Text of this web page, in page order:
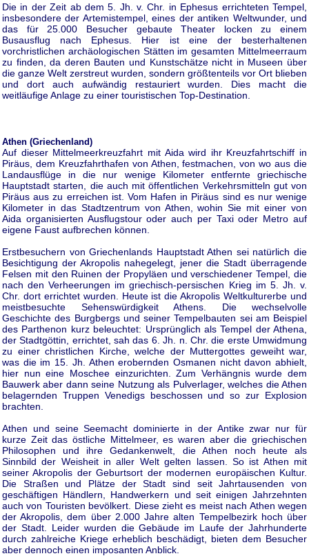
Die in der Zeit ab dem 5. Jh. v. Chr. in Ephesus errichteten Tempel,
insbesondere der Artemistempel, eines der antiken Weltwunder, und
das für 25.000 Besucher gebaute Theater locken zu einem
Busausflug nach Ephesus. Hier ist eine der besterhaltenen
vorchristlichen archäologischen Stätten im gesamten Mittelmeerraum
zu finden, da deren Bauten und Kunstschätze nicht in Museen über
die ganze Welt zerstreut wurden, sondern größtenteils vor Ort blieben
und dort auch aufwändig restauriert wurden. Dies macht die
weitläufige Anlage zu einer touristischen Top-Destination.
Athen (Griechenland)
Auf dieser Mittelmeerkreuzfahrt mit Aida wird ihr Kreuzfahrtschiff in
Piräus, dem Kreuzfahrthafen von Athen, festmachen, von wo aus die
Landausflüge in die nur wenige Kilometer entfernte griechische
Hauptstadt starten, die auch mit öffentlichen Verkehrsmitteln gut von
Piräus aus zu erreichen ist. Vom Hafen in Piräus sind es nur wenige
Kilometer in das Stadtzentrum von Athen, wohin Sie mit einer von
Aida organisierten Ausflugstour oder auch per Taxi oder Metro auf
eigene Faust aufbrechen können.
Erstbesuchern von Griechenlands Hauptstadt Athen sei natürlich die
Besichtigung der Akropolis nahegelegt, jener die Stadt überragende
Felsen mit den Ruinen der Propyläen und verschiedener Tempel, die
nach den Verheerungen im griechisch-persischen Krieg im 5. Jh. v.
Chr. dort errichtet wurden. Heute ist die Akropolis Weltkulturerbe und
meistbesuchte Sehenswürdigkeit Athens. Die wechselvolle
Geschichte des Burgbergs und seiner Tempelbauten sei am Beispiel
des Parthenon kurz beleuchtet: Ursprünglich als Tempel der Athena,
der Stadtgöttin, errichtet, sah das 6. Jh. n. Chr. die erste Umwidmung
zu einer christlichen Kirche, welche der Muttergottes geweiht war,
was die im 15. Jh. Athen erobernden Osmanen nicht davon abhielt,
hier nun eine Moschee einzurichten. Zum Verhängnis wurde dem
Bauwerk aber dann seine Nutzung als Pulverlager, welches die Athen
belagernden Truppen Venedigs beschossen und so zur Explosion
brachten.
Athen und seine Seemacht dominierte in der Antike zwar nur für
kurze Zeit das östliche Mittelmeer, es waren aber die griechischen
Philosophen und ihre Gedankenwelt, die Athen noch heute als
Sinnbild der Weisheit in aller Welt gelten lassen. So ist Athen mit
seiner Akropolis der Geburtsort der modernen europäischen Kultur.
Die Straßen und Plätze der Stadt sind seit Jahrtausenden von
geschäftigen Händlern, Handwerkern und seit einigen Jahrzehnten
auch von Touristen bevölkert. Diese zieht es meist nach Athen wegen
der Akropolis, dem über 2.000 Jahre alten Tempelbezirk hoch über
der Stadt. Leider wurden die Gebäude im Laufe der Jahrhunderte
durch zahlreiche Kriege erheblich beschädigt, bieten dem Besucher
aber dennoch einen imposanten Anblick.